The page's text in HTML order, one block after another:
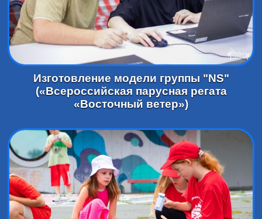
Изготовление модели группы "NS"
(«Всероссийская парусная регата
«Восточный ветер»)